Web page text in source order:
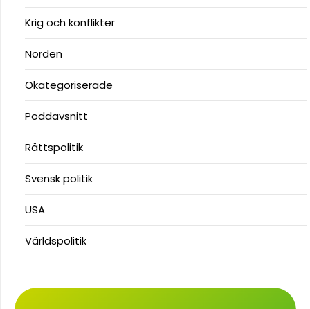
Krig och konflikter
Norden
Okategoriserade
Poddavsnitt
Rättspolitik
Svensk politik
USA
Världspolitik